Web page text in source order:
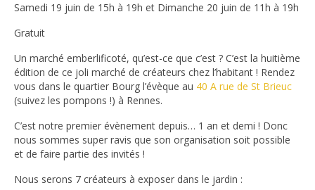
Samedi 19 juin de 15h à 19h et Dimanche 20 juin de 11h à 19h
Gratuit
Un marché emberlificoté, qu’est-ce que c’est ? C’est la huitième
édition de ce joli marché de créateurs chez l’habitant ! Rendez
vous dans le quartier Bourg l’évèque au 40 A rue de St Brieuc
(suivez les pompons !) à Rennes.
C’est notre premier évènement depuis… 1 an et demi ! Donc
nous sommes super ravis que son organisation soit possible
et de faire partie des invités !
Nous serons 7 créateurs à exposer dans le jardin :